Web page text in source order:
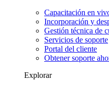
Capacitación en
Incorporación y
Gestión técnica de
Servicios de soporte
Portal del cliente
Obtener soporte
Explorar